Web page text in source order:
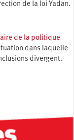
de la loi Yadan.
de la politique
dans laquelle
divergent.